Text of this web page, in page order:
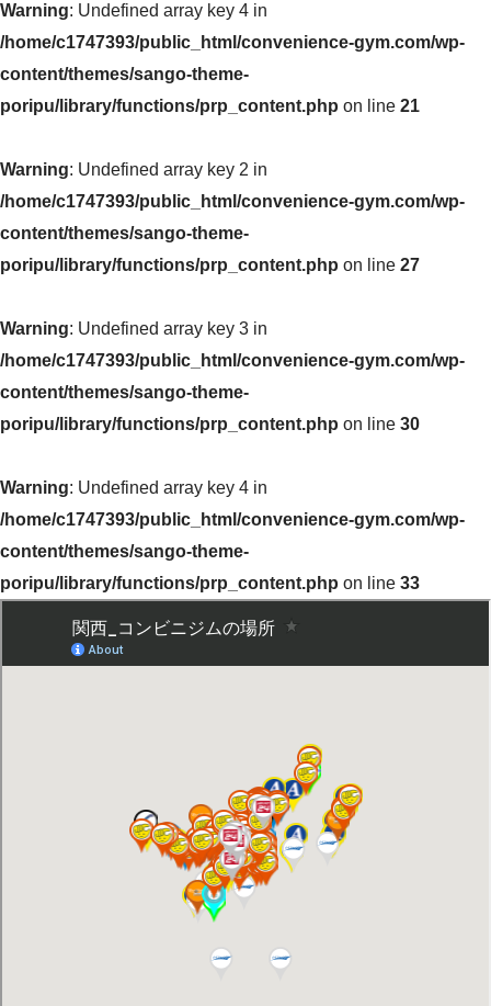
Warning: Undefined array key 4 in
/home/c1747393/public_html/convenience-gym.com/wp-
content/themes/sango-theme-
poripu/library/functions/prp_content.php on line 21
Warning: Undefined array key 2 in
/home/c1747393/public_html/convenience-gym.com/wp-
content/themes/sango-theme-
poripu/library/functions/prp_content.php on line 27
Warning: Undefined array key 3 in
/home/c1747393/public_html/convenience-gym.com/wp-
content/themes/sango-theme-
poripu/library/functions/prp_content.php on line 30
Warning: Undefined array key 4 in
/home/c1747393/public_html/convenience-gym.com/wp-
content/themes/sango-theme-
poripu/library/functions/prp_content.php on line 33